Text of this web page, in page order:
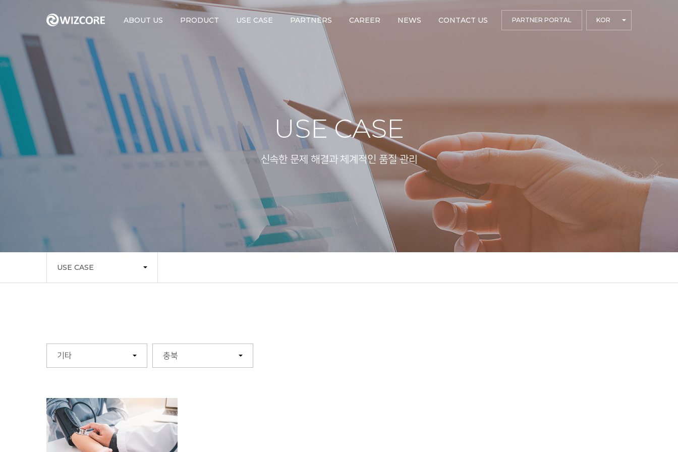
ABOUT US PRODUCT USE CASE PARTNERS CAREER NEWS CONTACT US PARTNER PORTAL KOR
USE CASE
신속한 문제 해결과 체계적인 품질 관리
USE CASE
기타 충북